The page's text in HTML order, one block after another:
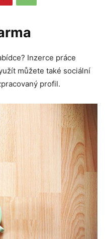
Inzerce práce
můžete také sociální
profil.